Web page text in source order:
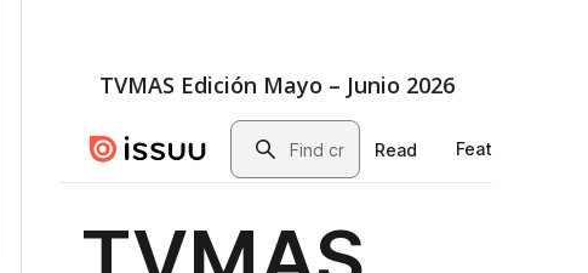
TVMAS Edición Mayo – Junio 2026